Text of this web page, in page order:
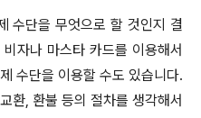
수단을 무엇으로 할 것인지 결
자나 마스타 카드를 이용해서
수단을 이용할 수도 있습니다.
교환, 환불 등의 절차를 생각해서